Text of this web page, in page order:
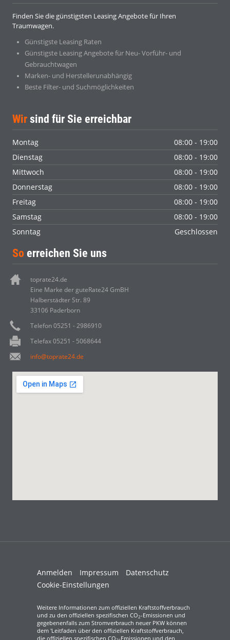
Finden Sie die günstigsten Leasing Angebote für Ihren
Traumwagen.
Günstigste Leasing Raten
Günstigste Leasing Angebote für Neu- Vorführ- und
Gebrauchtwagen
Marken- und Herstellerunabhängig
Beste Filter- und Suchmöglichkeiten
Wir sind für Sie erreichbar
Montag
08:00 - 19:00
Dienstag
08:00 - 19:00
Mittwoch
08:00 - 19:00
Donnerstag
08:00 - 19:00
Freitag
08:00 - 19:00
Samstag
08:00 - 19:00
Sonntag
Geschlossen
So erreichen Sie uns
toprate24.de
Eine Marke der guteRate24 GmBH
Halberstädter Str. 89
33106 Paderborn
Telefon 05251 - 2986910
Telefax 05251 - 5068644
info@toprate24.de
Anmelden Impressum
Datenschutz
Cookie-Einstellungen
Weitere Informationen zum offiziellen Kraftstoffverbrauch
und zu den offiziellen spezifischen CO2-Emissionen und
gegebenenfalls zum Stromverbrauch neuer PKW können
dem 'Leitfaden über den offiziellen Kraftstoffverbrauch,
die offiziellen spezifischen CO -Emissionen und den